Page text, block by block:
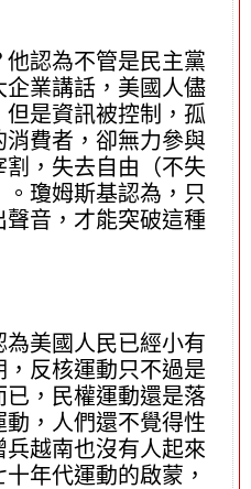
認為不管是民主黨
業講話，美國人儘
是資訊被控制，孤
費者，卻無力參與
，失去自由（不失
瓊姆斯基認為，只
音，才能突破這種
美國人民已經小有
反核運動只不過是
，民權運動還是落
，人們還不覺得性
越南也沒有人起來
年代運動的啟蒙，